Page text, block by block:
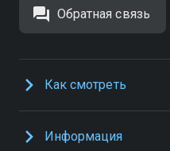
Обратная связь
Как смотреть
Информация